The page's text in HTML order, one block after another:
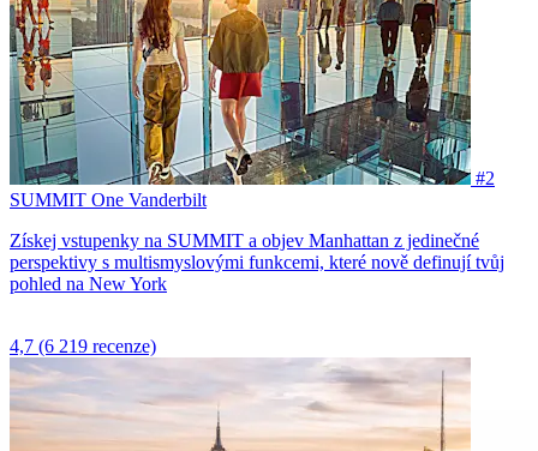
#2
SUMMIT One Vanderbilt
Získej vstupenky na SUMMIT a objev Manhattan z jedinečné
perspektivy s multismyslovými funkcemi, které nově definují tvůj
pohled na New York
4,7 (6 219 recenze)